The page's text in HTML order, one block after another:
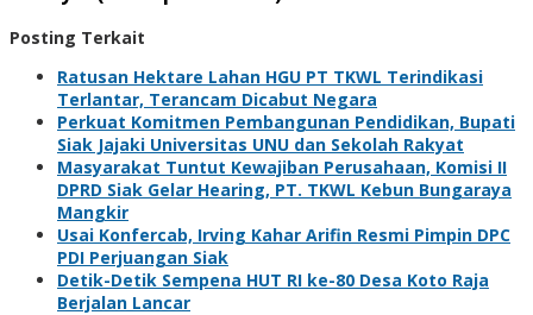
Posting Terkait
Ratusan Hektare Lahan HGU PT TKWL Terindikasi
Terlantar, Terancam Dicabut Negara
Perkuat Komitmen Pembangunan Pendidikan, Bupati
Siak Jajaki Universitas UNU dan Sekolah Rakyat
Masyarakat Tuntut Kewajiban Perusahaan, Komisi II
DPRD Siak Gelar Hearing, PT. TKWL Kebun Bungaraya
Mangkir
Usai Konfercab, Irving Kahar Arifin Resmi Pimpin DPC
PDI Perjuangan Siak
Detik-Detik Sempena HUT RI ke-80 Desa Koto Raja
Berjalan Lancar